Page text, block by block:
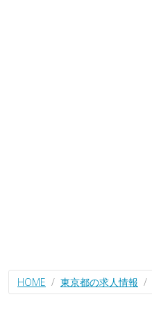
HOME 東京都の求人情報